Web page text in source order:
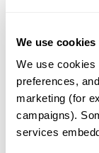
We use
We use
preferences,
marketing (for
campaigns).
services
임상유전학
궁금한 점을 임상
문의하기